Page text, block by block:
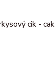
cik - cak